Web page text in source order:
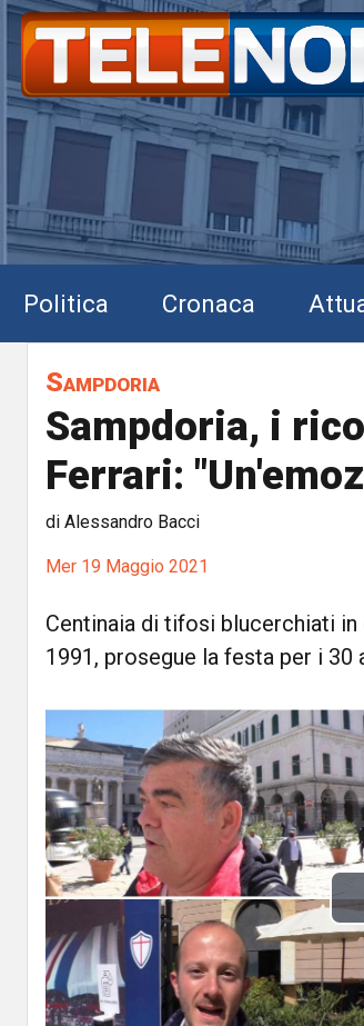
Politica Cronaca
Sampdoria
Sampdoria, i
Ferrari:
di Alessandro Bacci
Mer 19 Maggio 2021
Centinaia di tifosi blucerchiati
1991, prosegue la festa per i 30